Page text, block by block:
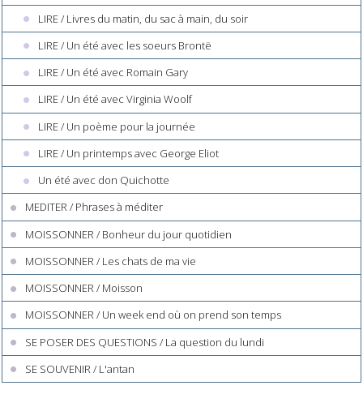
LIRE / Livres du matin, du sac à main, du soir
LIRE / Un été avec les soeurs Brontë
LIRE / Un été avec Romain Gary
LIRE / Un été avec Virginia Woolf
LIRE / Un poème pour la journée
LIRE / Un printemps avec George Eliot
Un été avec don Quichotte
MEDITER / Phrases à méditer
MOISSONNER / Bonheur du jour quotidien
MOISSONNER / Les chats de ma vie
MOISSONNER / Moisson
MOISSONNER / Un week end où on prend son temps
SE POSER DES QUESTIONS / La question du lundi
SE SOUVENIR / L'antan